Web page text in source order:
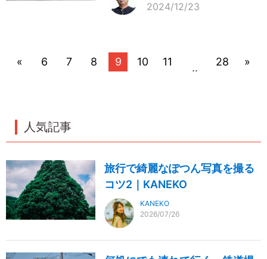
2024/12/23
« 6 7 8 9 10 11 .. 28 »
人気記事
旅行で綺麗なぽつん写真を撮る
コツ2｜KANEKO
KANEKO
2026/07/26